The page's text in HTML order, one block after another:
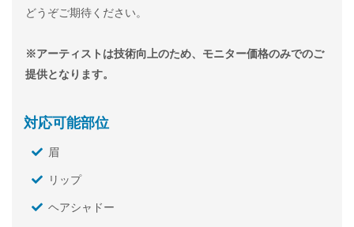
どうぞご期待ください。
※アーティストは技術向上のため、モニター価格のみでのご
提供となります。
対応可能部位
眉
リップ
ヘアシャドー